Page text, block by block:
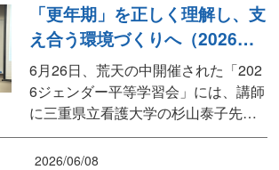
「更年期」を正しく理解し、支
え合う環境づくりへ（2026ジ
ェンダー平等学習会）
6月26日、荒天の中開催された「202
6ジェンダー平等学習会」には、講師
に三重県立看護大学の杉山泰子先生
をお招きしました。34名の参加者が
集まり、「更年期の男女のからだの
2026/06/08